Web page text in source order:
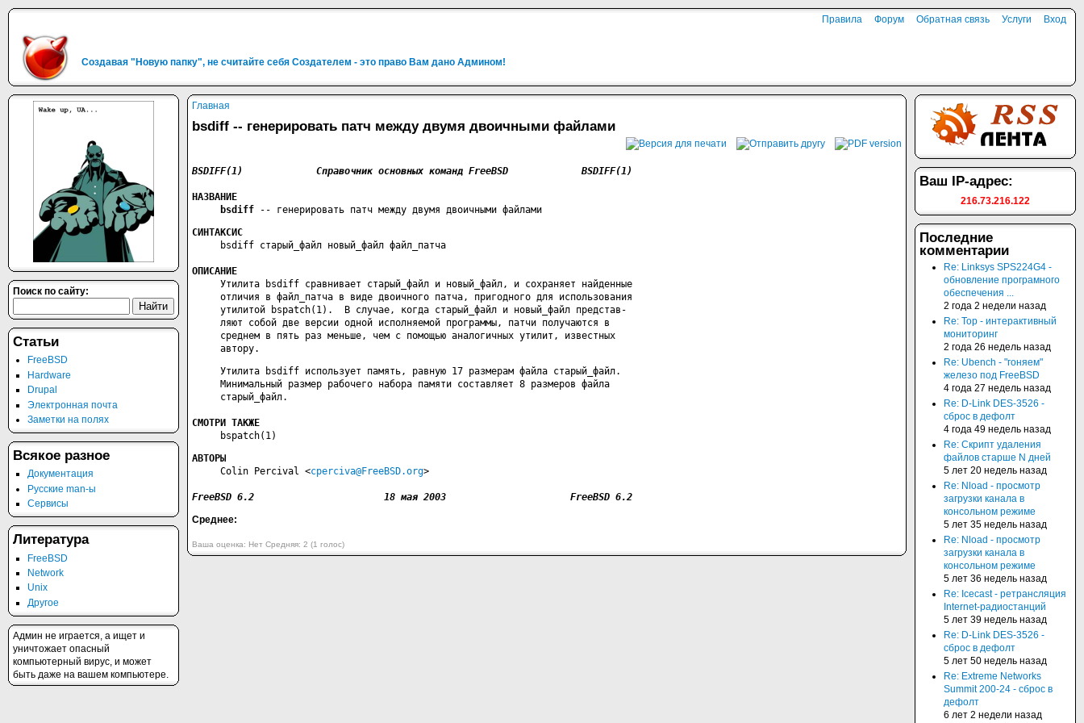
Создавая "Новую папку", не считайте себя Создателем - это право Вам дано Админом!
Правила Форум Обратная связь Услуги Вход
Главная
bsdiff -- генерировать патч между двумя двоичными файлами
НАЗВАНИЕ
bsdiff
-- генерировать патч между двумя двоичными файлами
СИНТАКСИС
     bsdiff старый_файл новый_файл файл_патча
ОПИСАНИЕ
     Утилита bsdiff сравнивает старый_файл и новый_файл, и сохраняет найденные
     отличия в файл_патча в виде двоичного патча, пригодного для использования
     утилитой bspatch(1).  В случае, когда старый_файл и новый_файл представ-
     ляют собой две версии одной исполняемой программы, патчи получаются в
     среднем в пять раз меньше, чем с помощью аналогичных утилит, известных
     автору.
     Утилита bsdiff использует память, равную 17 размерам файла старый_файл.
     Минимальный размер рабочего набора памяти составляет 8 размеров файла
     старый_файл.
     bspatch(1)
АВТОРЫ
     Colin Percival <
cperciva@FreeBSD.org>
Среднее:
Ваша оценка: Нет Средняя: 2 (1 голос)
Поиск по сайту:
Статьи
FreeBSD
Hardware
Drupal
Электронная почта
Заметки на полях
Всякое разное
Документация
Русские man-ы
Сервисы
Литература
FreeBSD
Network
Unix
Другое
Админ не играется, а ищет и
уничтожает опасный
компьютерный вирус, и может
быть даже на вашем компьютере.
Ваш IP-адрес:
216.73.216.122
Последние
комментарии
Re: Linksys SPS224G4 -
обновление програмного
обеспечения ...
2 года 2 недели назад
Re: Top - интерактивный
мониторинг
2 года 26 недель назад
Re: Ubench - "гоняем"
железо под FreeBSD
4 года 27 недель назад
Re: D-Link DES-3526 -
сброс в дефолт
4 года 49 недель назад
Re: Скрипт удаления
файлов старше N дней
5 лет 20 недель назад
Re: Nload - просмотр
загрузки канала в
консольном режиме
5 лет 35 недель назад
Re: Nload - просмотр
загрузки канала в
консольном режиме
5 лет 36 недель назад
Re: Icecast - ретрансляция
Internet-радиостанций
5 лет 39 недель назад
Re: D-Link DES-3526 -
сброс в дефолт
5 лет 50 недель назад
Re: Extreme Networks
Summit 200-24 - сброс в
дефолт
6 лет 2 недели назад